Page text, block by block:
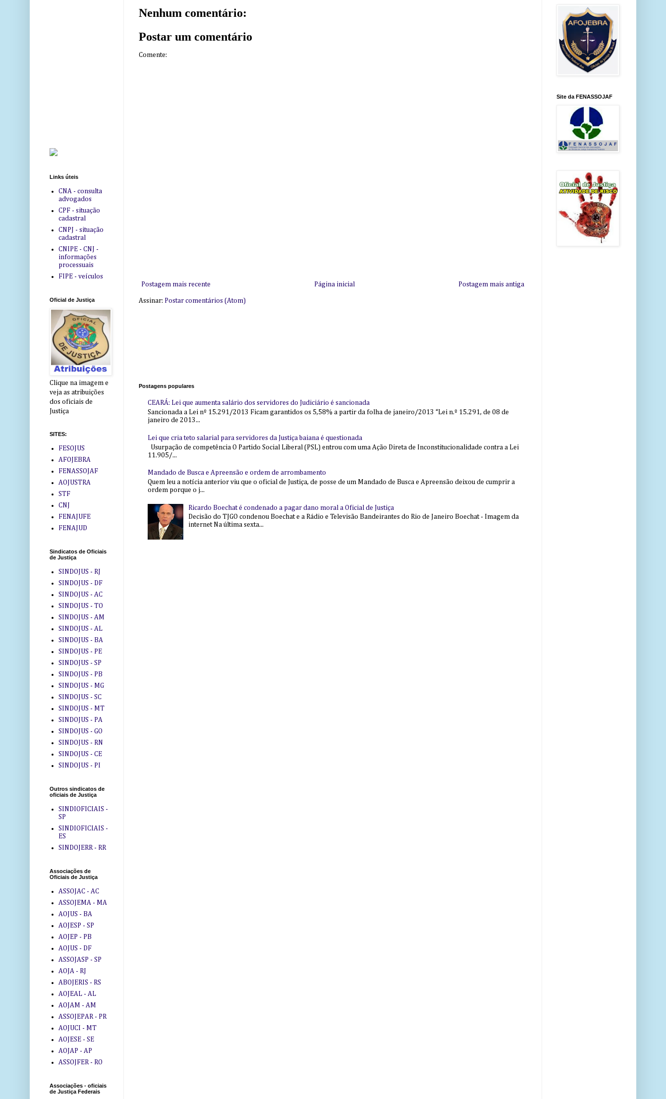
Nenhum comentário:
Postar um comentário
Comente:
Postagem mais recente Postagem mais antiga
Página inicial
Assinar: Postar comentários (Atom)
Postagens populares
CEARÁ: Lei que aumenta salário dos servidores do Judiciário é sancionada
Sancionada a Lei nº 15.291/2013 Ficam garantidos os 5,58% a partir da folha de janeiro/2013 “Lei n.º 15.291, de 08 de
janeiro de 2013...
Lei que cria teto salarial para servidores da Justiça baiana é questionada
Usurpação de competência O Partido Social Liberal (PSL) entrou com uma Ação Direta de Inconstitucionalidade contra a Lei
11.905/...
Mandado de Busca e Apreensão e ordem de arrombamento
Quem leu a notícia anterior viu que o oficial de Justiça, de posse de um Mandado de Busca e Apreensão deixou de cumprir a
ordem porque o j...
Ricardo Boechat é condenado a pagar dano moral a Oficial de Justiça
Decisão do TJGO condenou Boechat e a Rádio e Televisão Bandeirantes do Rio de Janeiro Boechat - Imagem da
internet Na última sexta...
Links úteis
CNA - consulta
advogados
CPF - situação
cadastral
CNPJ - situação
cadastral
CNIPE - CNJ -
informações
processuais
FIPE - veículos
Oficial de Justiça
Clique na imagem e
veja as atribuições
dos oficiais de
Justiça
SITES:
FESOJUS
AFOJEBRA
FENASSOJAF
AOJUSTRA
STF
CNJ
FENAJUFE
FENAJUD
Sindicatos de Oficiais
de Justiça
SINDOJUS - RJ
SINDOJUS - DF
SINDOJUS - AC
SINDOJUS - TO
SINDOJUS - AM
SINDOJUS - AL
SINDOJUS - BA
SINDOJUS - PE
SINDOJUS - SP
SINDOJUS - PB
SINDOJUS - MG
SINDOJUS - SC
SINDOJUS - MT
SINDOJUS - PA
SINDOJUS - GO
SINDOJUS - RN
SINDOJUS - CE
SINDOJUS - PI
Outros sindicatos de
oficiais de Justiça
SINDIOFICIAIS -
SP
SINDIOFICIAIS -
ES
SINDOJERR - RR
Associações de
Oficiais de Justiça
ASSOJAC - AC
ASSOJEMA - MA
AOJUS - BA
AOJESP - SP
AOJEP - PB
AOJUS - DF
ASSOJASP - SP
AOJA - RJ
ABOJERIS - RS
AOJEAL - AL
AOJAM - AM
ASSOJEPAR - PR
AOJUCI - MT
AOJESE - SE
AOJAP - AP
ASSOJFER - RO
Associações - oficiais
de Justiça Federais
Site da FENASSOJAF